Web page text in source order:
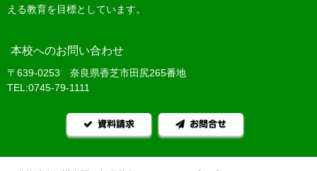
える教育を目標としています。
本校へのお問い合わせ
〒639-0253 奈良県香芝市田尻265番地
TEL:0745-79-1111
資料請求 お問合せ